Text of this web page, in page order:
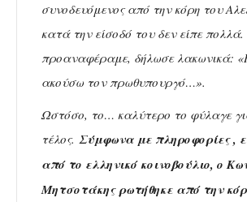
συνοδευόμενος από την κόρη του
κατά την είσοδό του δεν είπε
προαναφέραμε, δήλωσε λακωνικά:
ακούσω τον πρωθυπουργό…».
Ωστόσο, το… καλύτερο το φύλαγε
τέλος. Σύμφωνα με πληροφορίες ,
από το ελληνικό κοινοβούλιο, ο
Μητσοτάκης ρωτήθηκε από την